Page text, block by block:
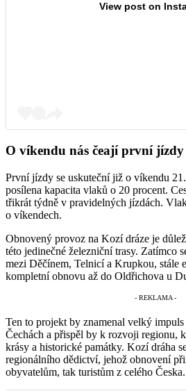
View post on
O víkendu nás čeají první jízdy
První jízdy se uskuteční již o víkendu
posílena kapacita vlaků o 20 procent.
třikrát týdně v pravidelných jízdách.
o víkendech.
Obnovený provoz na Kozí dráze je
této jedinečné železniční trasy. Zatímco
mezi Děčínem, Telnicí a Krupkou, stále
kompletní obnovu až do Oldřichova u
Ten to projekt by znamenal velký
Čechách a přispěl by k rozvoji regionu,
krásy a historické památky. Kozí dráha
regionálního dědictví, jehož obnovení
obyvatelům, tak turistům z celého Česka.